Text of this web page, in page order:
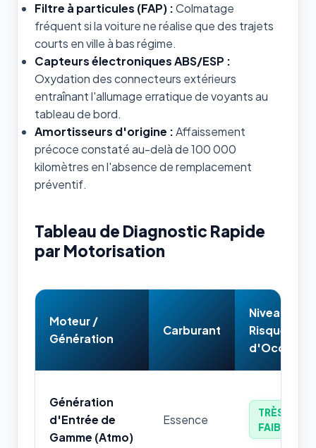
Filtre à particules (FAP) :Colmatage
fréquent si la voiture ne réalise que des trajets
courts en ville à bas régime.
Capteurs électroniques ABS/ESP :
Oxydation des connecteurs extérieurs
entraînant l'allumage erratique de voyants au
tableau de bord.
Amortisseurs d'origine :Affaissement
précoce constaté au-delà de 100 000
kilomètres en l'absence de remplacement
préventif.
Tableau de Diagnostic Rapide
par Motorisation
Moteur /
Génération
Carburant
Niveau de
Risque
d'Occasion
Génération
d'Entrée de
Gamme (Atmo)
Essence
TRÈS
FAIBLE